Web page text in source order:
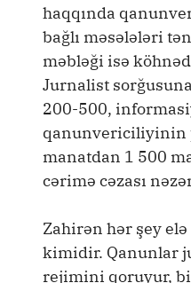
haqqında
bağlı məsələləri
məbləği isə
Jurnalist
200-500,
qanunvericiliyinin
manatdan 1 500
cərimə cəzası
Zahirən hər şey
kimidir. Qanunlar
rejimini qoruyur,